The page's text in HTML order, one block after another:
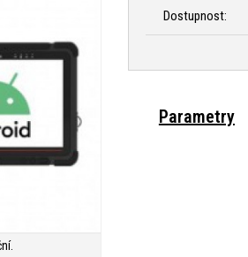
Dostupnost:
Parametry